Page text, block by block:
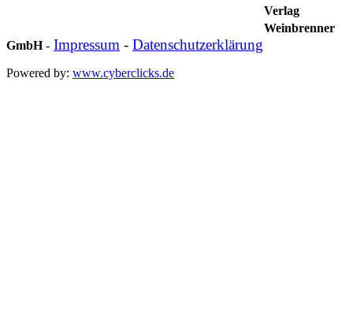
Verlag
Weinbrenner
GmbH- Impressum - Datenschutzerklärung
Powered by: www.cyberclicks.de